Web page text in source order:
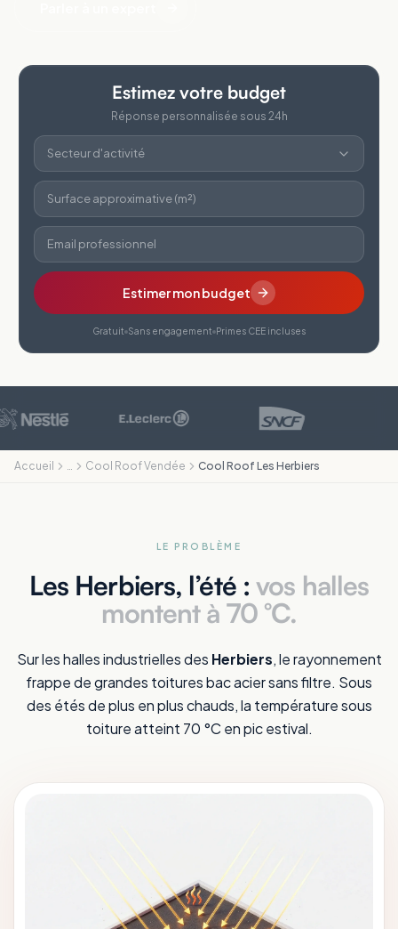
Estimez votre budget
Réponse personnalisée sous 24h
Secteur d'activité
Surface approximative (m²)
Email professionnel
Estimer mon budget
Gratuit Sans engagement Primes CEE incluses
Accueil … Cool Roof Vendée Cool Roof Les Herbiers
LE PROBLÈME
Les Herbiers, l’été : vos halles
montent à 70 °C.
Sur les halles industrielles des Herbiers, le rayonnement
frappe de grandes toitures bac acier sans filtre. Sous
des étés de plus en plus chauds, la température sous
toiture atteint 70 °C en pic estival.